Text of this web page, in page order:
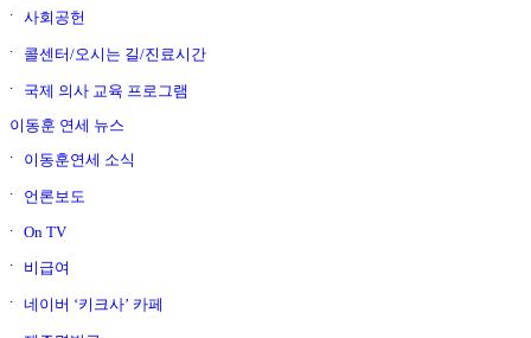
사회공헌
콜센터/오시는 길/진료시간
국제 의사 교육 프로그램
이동훈 연세 뉴스
이동훈연세 소식
언론보도
On TV
비급여
네이버 ‘키크사’ 카페